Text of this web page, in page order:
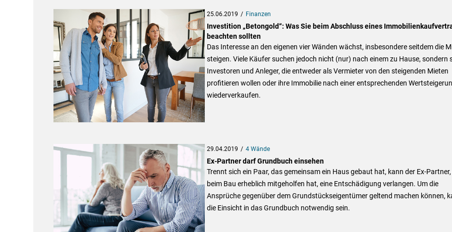
25.06.2019 Finanzen
Investition „Betongold“: Was Sie beim Abschluss eines
beachten sollten
Das Interesse an den eigenen vier Wänden wächst, insbesondere seitdem die
steigen. Viele Käufer suchen jedoch nicht (nur) nach einem zu Hause, sondern
Investoren und Anleger, die entweder als Vermieter von den steigenden Mieten
profitieren wollen oder ihre Immobilie nach einer entsprechenden
wiederverkaufen.
29.04.2019 4 Wände
Ex-Partner darf Grundbuch einsehen
Trennt sich ein Paar, das gemeinsam ein Haus gebaut hat, kann der Ex-Partner,
beim Bau erheblich mitgeholfen hat, eine Entschädigung verlangen. Um die
Ansprüche gegenüber dem Grundstückseigentümer geltend machen können,
die Einsicht in das Grundbuch notwendig sein.